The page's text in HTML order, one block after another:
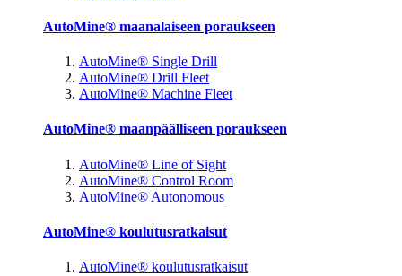
AutoMine® maanalaiseen poraukseen
AutoMine® Single Drill
AutoMine® Drill Fleet
AutoMine® Machine Fleet
AutoMine® maanpäälliseen poraukseen
AutoMine® Line of Sight
AutoMine® Control Room
AutoMine® Autonomous
AutoMine® koulutusratkaisut
AutoMine® koulutusratkaisut